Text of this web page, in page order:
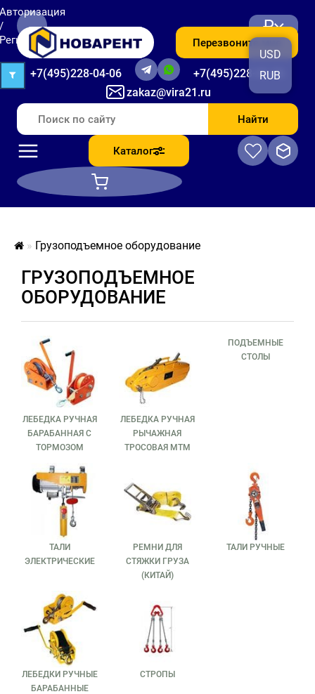
zakaz@vira21.ru
+7(495)228-04-06 +7(495)228-06-56
Перезвоните мне
₽
USD
RUB
Найти
Каталог
Грузоподъемное оборудование
ГРУЗОПОДЪЕМНОЕ
ОБОРУДОВАНИЕ
ЛЕБЕДКА РУЧНАЯ
БАРАБАННАЯ С
ТОРМОЗОМ
ЛЕБЕДКА РУЧНАЯ
РЫЧАЖНАЯ
ТРОСОВАЯ МТМ
ПОДЪЕМНЫЕ
СТОЛЫ
ТАЛИ
ЭЛЕКТРИЧЕСКИЕ
РЕМНИ ДЛЯ
СТЯЖКИ ГРУЗА
(КИТАЙ)
ТАЛИ РУЧНЫЕ
ЛЕБЕДКИ РУЧНЫЕ
БАРАБАННЫЕ
СТРОПЫ